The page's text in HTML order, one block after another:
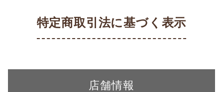
特定商取引法に基づく表示
店舗情報